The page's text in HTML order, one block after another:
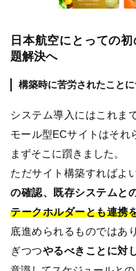
日本航空にとっての
題解決へ
構築時に苦労されたことに
システム導入にはこれま
モール型ECサイトはそれ
まずそこに躓きました。
ただサイト構築すればよ
の確認、既存システムと
テークホルダーとも連携
底進められるものではあ
ぎつつやるべきことに対